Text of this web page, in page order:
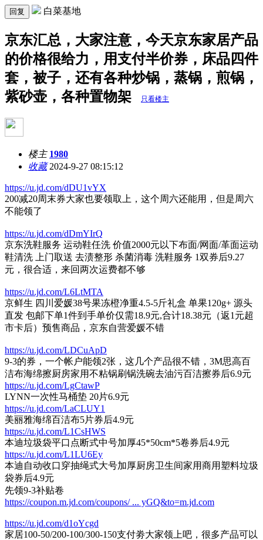
回复 白菜基地
京东汇总，大家注意，今天京东家居产品
的价格很给力，用支付半价券，床品四件
套，被子，还有各种炒锅，蒸锅，煎锅，
紫砂壶，各种置物架
只看楼主
楼主 1980
收藏2024-9-27 08:15:12
https://u.jd.com/dDU1vYX
200减20周末券大家也要领取上，这个周六还能用，但是周六
不能领了
https://u.jd.com/dDmYIrQ
京东洗鞋服务 运动鞋任洗 价值2000元以下布面/网面/革面运动
鞋清洗 上门取送 去渍整形 杀菌消毒 洗鞋服务 1双券后9.27
元，很合适，来回两次运费都不够
https://u.jd.com/L6LtMTA
京鲜生 四川爱媛38号果冻橙净重4.5-5斤礼盒 单果120g+ 源头
直发 包邮下单1件到手单价仅需18.9元,合计18.38元（返1元超
市卡后）预售商品，京东自营爱媛不错
https://u.jd.com/LDCuApD
9-3的券，一个帐户能领2张，这几个产品很不错，3M思高百
洁布海绵擦厨房家用不粘锅刷锅洗碗去油污百洁擦券后6.9元
https://u.jd.com/LgCtawP
LYNN一次性马桶垫 20片6.9元
https://u.jd.com/LaCLUY1
美丽雅海绵百洁布5片券后4.9元
https://u.jd.com/L1CsHWS
本迪垃圾袋平口点断式中号加厚45*50cm*5卷券后4.9元
https://u.jd.com/L1LU6Ey
本迪自动收口穿抽绳式大号加厚厨房卫生间家用商用塑料垃圾
袋券后4.9元
先领9-3补贴卷
https://coupon.m.jd.com/coupons/ ... yGQ&to=m.jd.com
https://u.jd.com/d1oYcgd
家居100-50/200-100/300-150支付劵大家领上吧，很多产品可以